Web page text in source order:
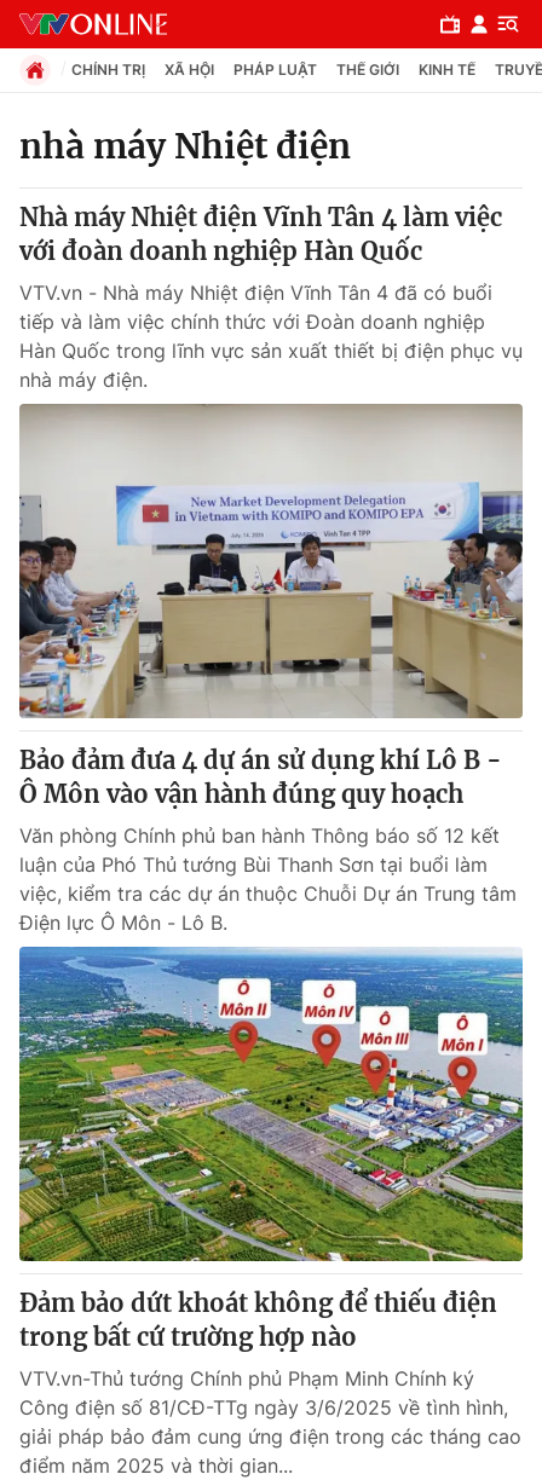
Chuyên mục
Chính trị
Xã hội
Pháp luật
Thế giới
Tin tức
Thế giới đó đây
Câu chuyện quốc tế
Kinh tế
Tài chính
Thị trường
Góc doanh nghiệp
Dữ liệu và đời sống
Truyền hình
Phim VTV
Hậu trường
Nhân vật
Khán giả
Giải sao mai
Giải trí
Điện ảnh
Âm nhạc
Sao
Đời sống
Du lịch
Làm đẹp
Chất lượng cuộc sống
Giáo dục
Tuyển sinh
Học trực tuyến
Công nghệ
Hitech Công nghệ tương lai
Sản phẩm
Thị trường
Tư vấn
Giao lưu trực tuyến
Lịch phát sóng
Chuyên mục khác
Emagazine Podcast
Photo Infographic
Video Shorts video
CHÍNH TRỊ XÃ HỘI PHÁP LUẬT THẾ GIỚI KINH TẾ
nhà máy Nhiệt điện
Nhà máy Nhiệt điện Vĩnh Tân 4 làm việc
với đoàn doanh nghiệp Hàn Quốc
VTV.vn - Nhà máy Nhiệt điện Vĩnh Tân 4 đã có buổi
tiếp và làm việc chính thức với Đoàn doanh nghiệp
Hàn Quốc trong lĩnh vực sản xuất thiết bị điện phục vụ
nhà máy điện.
Bảo đảm đưa 4 dự án sử dụng khí Lô B -
Ô Môn vào vận hành đúng quy hoạch
Văn phòng Chính phủ ban hành Thông báo số 12 kết
luận của Phó Thủ tướng Bùi Thanh Sơn tại buổi làm
việc, kiểm tra các dự án thuộc Chuỗi Dự án Trung tâm
Điện lực Ô Môn - Lô B.
Đảm bảo dứt khoát không để thiếu điện
trong bất cứ trường hợp nào
VTV.vn-Thủ tướng Chính phủ Phạm Minh Chính ký
Công điện số 81/CĐ-TTg ngày 3/6/2025 về tình hình,
giải pháp bảo đảm cung ứng điện trong các tháng cao
điểm năm 2025 và thời gian...